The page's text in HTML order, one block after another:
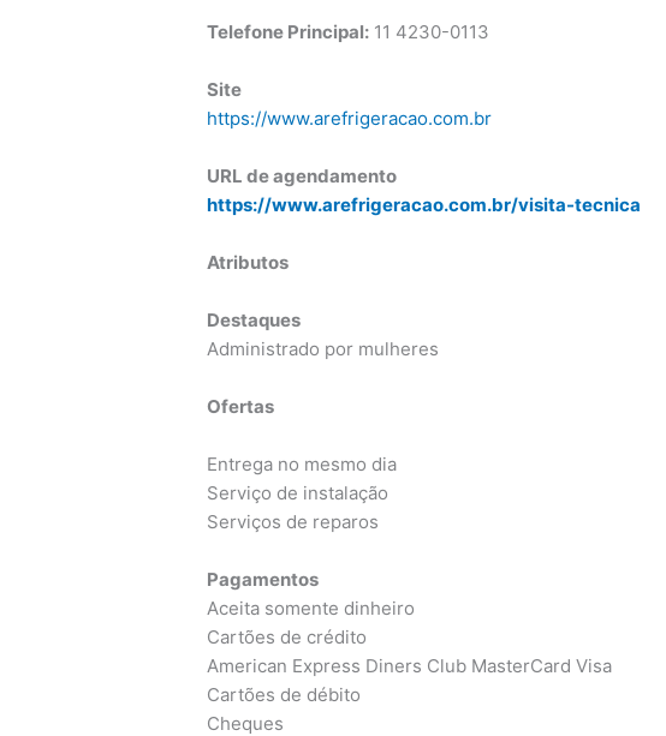
Telefone Principal: 11 4230-0113
Site
https://www.arefrigeracao.com.br
URL de agendamento
https://www.arefrigeracao.com.br/visita-tecnica
Atributos
Destaques
Administrado por mulheres
Ofertas
Entrega no mesmo dia
Serviço de instalação
Serviços de reparos
Pagamentos
Aceita somente dinheiro
Cartões de crédito
American Express Diners Club MasterCard Visa
Cartões de débito
Cheques